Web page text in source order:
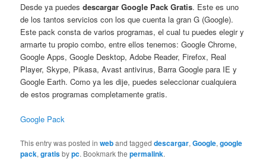
Desde ya puedesdescargar Google Pack Gratis. Este es uno
de los tantos servicios con los que cuenta la gran G (Google).
Este pack consta de varios programas, el cual tu puedes elegir y
armarte tu propio combo, entre ellos tenemos: Google Chrome,
Google Apps, Google Desktop, Adobe Reader, Firefox, Real
Player, Skype, Pikasa, Avast antivirus, Barra Google para IE y
Google Earth. Como ya les dije, puedes seleccionar cualquiera
de estos programas completamente gratis.
Google Pack
This entry was posted inweband taggeddescargar,Google,google
pack,gratisbypc. Bookmark thepermalink.